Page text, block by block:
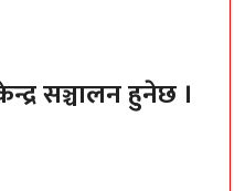
सञ्चालन हुनेछ ।